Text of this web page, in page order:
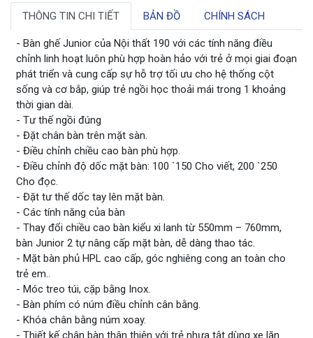
THÔNG TIN CHI TIẾT BẢN ĐỒ CHÍNH SÁCH
- Bàn ghế Junior của Nội thất 190 với các tính năng điều
chỉnh linh hoạt luôn phù hợp hoàn hảo với trẻ ở mọi giai đoạn
phát triển và cung cấp sự hỗ trợ tối ưu cho hệ thống cột
sống và cơ bắp, giúp trẻ ngồi học thoải mái trong 1 khoảng
thời gian dài.
- Tư thế ngồi đúng
- Đặt chân bàn trên mặt sàn.
- Điều chỉnh chiều cao bàn phù hợp.
- Điều chỉnh độ dốc mặt bàn: 100 `150 Cho viết, 200 `250
Cho đọc.
- Đặt tư thế dốc tay lên mặt bàn.
- Các tính năng của bàn
- Thay đổi chiều cao bàn kiểu xi lanh từ 550mm – 760mm,
bàn Junior 2 tự nâng cấp mặt bàn, dễ dàng thao tác.
- Mặt bàn phủ HPL cao cấp, góc nghiêng cong an toàn cho
trẻ em..
- Móc treo túi, cặp bằng Inox.
- Bàn phím có núm điều chỉnh cân bằng.
- Khóa chân bằng núm xoay.
- Thiết kế chân bàn thân thiện với trẻ nhựa tật dùng xe lăn